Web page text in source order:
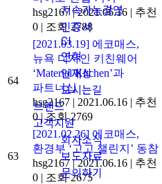
지속가능경영
인증서
CI
연혁
인재상
오시는길
브랜드
고객지원
회사소식
보도자료
문의하기
hsg2167 | 2021.06.16 | 추천
0 | 조회 2788
64
[2021.03.19] 에코매스,
뉴욕 디자인 키친웨어
‘Material Kitchen’과
파트너십
hsg2167 | 2021.06.16 | 추천
0 | 조회 2769
63
[2021.02.26] 에코매스,
환경부 ‘고고 챌린지’ 동참
hsg2167 | 2021.06.16 | 추천
0 | 조회 2675